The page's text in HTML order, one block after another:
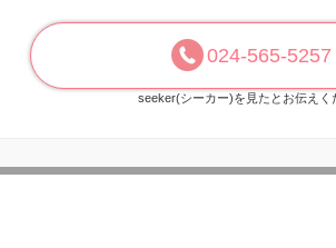
024-565-5257
seeker(シーカー)を見たとお伝えく